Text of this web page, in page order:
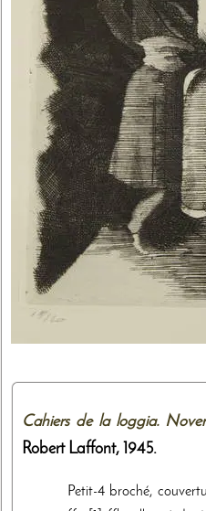
Cahiers de la loggia.
Robert Laffont, 1945.
Petit-4 broché,